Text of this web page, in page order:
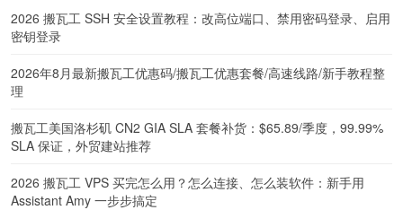
2026 搬瓦工 SSH 安全设置教程：改高位端口、禁用密码登录、启用
密钥登录
2026年8月最新搬瓦工优惠码/搬瓦工优惠套餐/高速线路/新手教程整
理
搬瓦工美国洛杉矶 CN2 GIA SLA 套餐补货：$65.89/季度，99.99%
SLA 保证，外贸建站推荐
2026 搬瓦工 VPS 买完怎么用？怎么连接、怎么装软件：新手用
Assistant Amy 一步步搞定